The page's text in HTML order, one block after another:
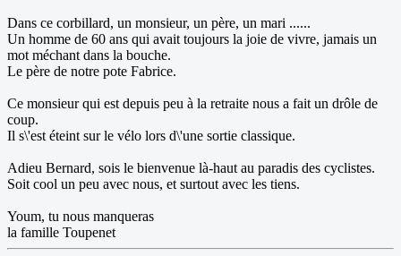
Dans ce corbillard, un monsieur, un père, un mari ......
Un homme de 60 ans qui avait toujours la joie de vivre, jamais un
mot méchant dans la bouche.
Le père de notre pote Fabrice.
Ce monsieur qui est depuis peu à la retraite nous a fait un drôle de
coup.
Il s\'est éteint sur le vélo lors d\'une sortie classique.
Adieu Bernard, sois le bienvenue là-haut au paradis des cyclistes.
Soit cool un peu avec nous, et surtout avec les tiens.
Youm, tu nous manqueras
la famille Toupenet